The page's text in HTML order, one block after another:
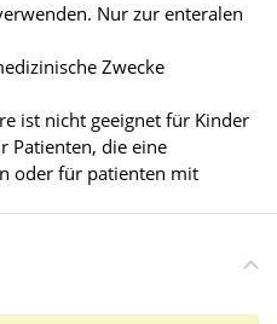
Nur zur enteralen
Zwecke
ist nicht geeignet für Kinder
Patienten, die eine
oder für patienten mit